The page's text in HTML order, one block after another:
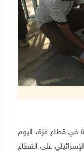
طبية في قطاع غزة، اليوم
على القطاع